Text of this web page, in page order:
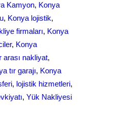
Kamyon, Konya
, Konya lojistik
firmaları, Konya
, Konya
arası nakliyat
tır garajı, Konya
, lojistik hizmetleri
, Yük Nakliyesi